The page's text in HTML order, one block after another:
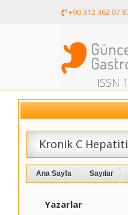
+90 312 362 07
ISSN
Kronik C
Ana Sayfa Sayılar
Yazarlar